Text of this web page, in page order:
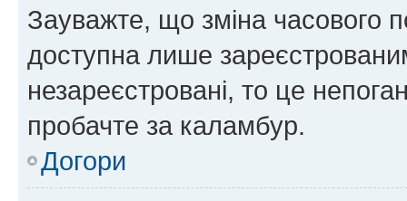
Зауважте, що зміна часового
доступна лише
незареєстровані, то це
пробачте за каламбур.
Догори